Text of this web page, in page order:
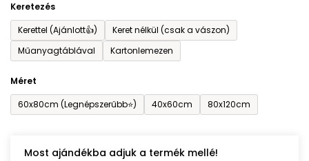
Keretezés
Kerettel (Ajánlott👍)
Keret nélkül (csak a vászon)
Műanyagtáblával
Kartonlemezen
Méret
60x80cm (Legnépszerűbb⭐)
40x60cm 80x120cm
Most ajándékba adjuk a termék mellé!